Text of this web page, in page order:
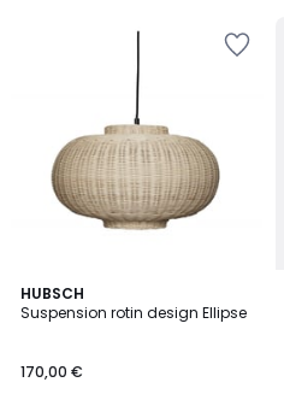
HUBSCH
Suspension rotin design Ellipse
170,00 €